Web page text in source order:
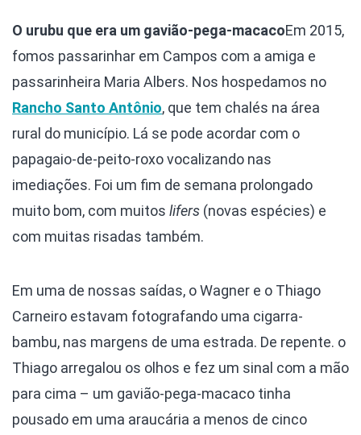
O urubu que era um gavião-pega-macacoEm 2015,
fomos passarinhar em Campos com a amiga e
passarinheira Maria Albers. Nos hospedamos no
Rancho Santo Antônio, que tem chalés na área
rural do município. Lá se pode acordar com o
papagaio-de-peito-roxo vocalizando nas
imediações. Foi um fim de semana prolongado
muito bom, com muitos lifers (novas espécies) e
com muitas risadas também.
Em uma de nossas saídas, o Wagner e o Thiago
Carneiro estavam fotografando uma cigarra-
bambu, nas margens de uma estrada. De repente. o
Thiago arregalou os olhos e fez um sinal com a mão
para cima – um gavião-pega-macaco tinha
pousado em uma araucária a menos de cinco